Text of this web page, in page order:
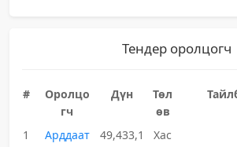
Тендер оролцогч
#
Оролцо
гч
Дүн
Төл
өв
1
Арддаат
49,433,1
Хас